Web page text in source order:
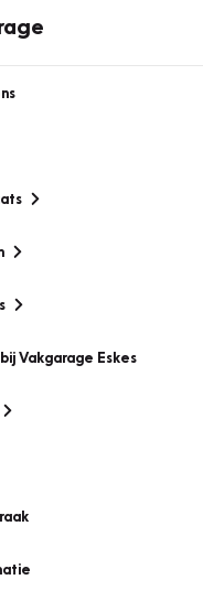
Vakgarage Eskes